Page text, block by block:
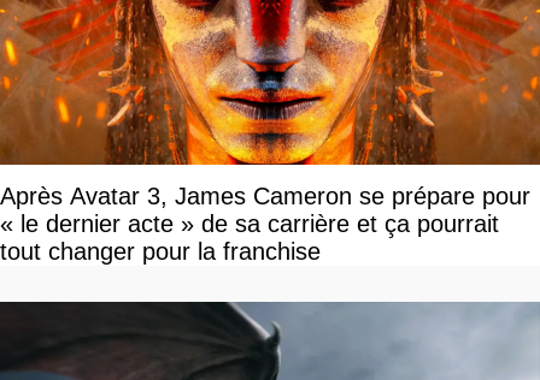
Après Avatar 3, James Cameron se prépare pour
« le dernier acte » de sa carrière et ça pourrait
tout changer pour la franchise